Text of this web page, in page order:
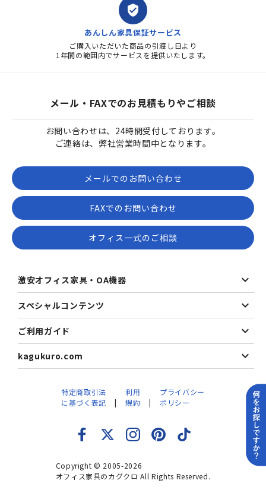
verified_user
あんしん家具保証サービス
ご購入いただいた商品の引渡し日より
1年間の範囲内でサービスを提供いたします。
メール・FAXでのお見積もりやご相談
お問い合わせは、24時間受付しております。
ご連絡は、弊社営業時間中となります。
メールでのお問い合わせ
FAXでのお問い合わせ
オフィス一式のご相談
激安オフィス家具・OA機器
スペシャルコンテンツ
ご利用ガイド
kagukuro.com
Copyright © 2005-2026
オフィス家具のカグクロ All Rights Reserved.
特定商取引法
に基づく表記
利用
規約
プライバシー
ポリシー